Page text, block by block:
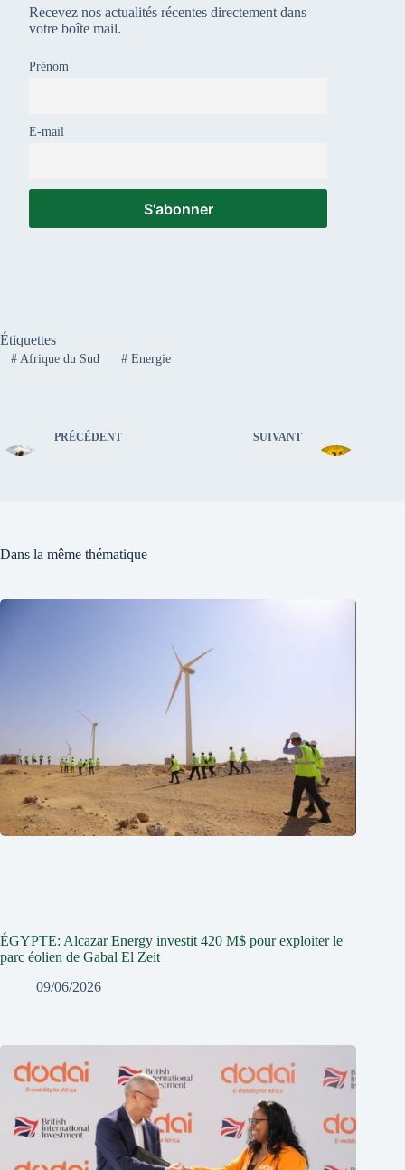
Recevez nos actualités récentes directement dans
votre boîte mail.
Prénom
E-mail
Étiquettes
#Afrique du Sud #Energie
PRÉCÉDENT SUIVANT
Dans la même thématique
ÉGYPTE: Alcazar Energy investit 420 M$ pour exploiter le
parc éolien de Gabal El Zeit
09/06/2026